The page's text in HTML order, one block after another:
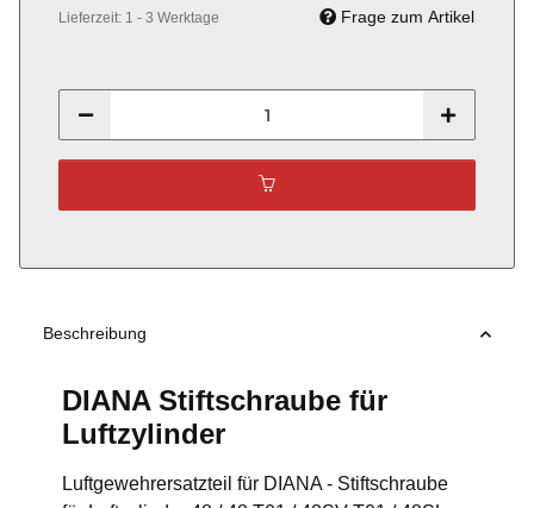
Lieferzeit: 1 - 3 Werktage Frage zum Artikel
Beschreibung
DIANA Stiftschraube für
Luftzylinder
Luftgewehrersatzteil für DIANA - Stiftschraube